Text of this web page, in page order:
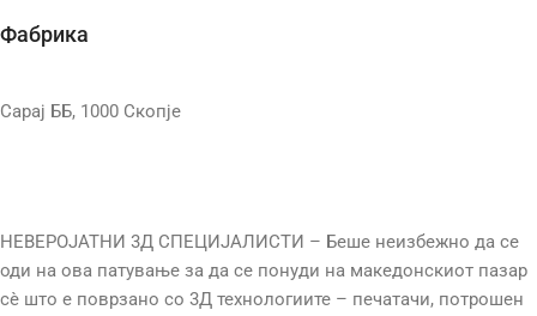
Фабрика
Сарај ББ, 1000 Скопје
НЕВЕРОЈАТНИ 3Д СПЕЦИЈАЛИСТИ – Беше неизбежно да се
оди на ова патување за да се понуди на македонскиот пазар
сè што е поврзано со 3Д технологиите – печатачи, потрошен